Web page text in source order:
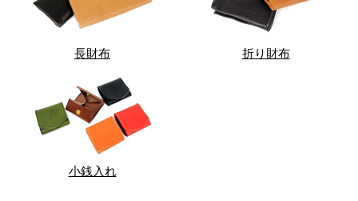
長財布 折り財布
小銭入れ